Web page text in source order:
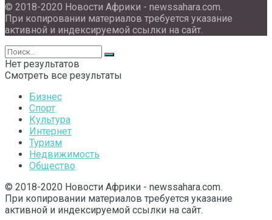
© 2018-2020 Новости Африки - newssahara.com.
При копировании материалов требуется указание
активной и индексируемой ссылки на сайт.
Нет результатов
Смотреть все результаты
Бизнес
Спорт
Культура
Интернет
Туризм
Недвижимость
Общество
© 2018-2020 Новости Африки - newssahara.com.
При копировании материалов требуется указание
активной и индексируемой ссылки на сайт.